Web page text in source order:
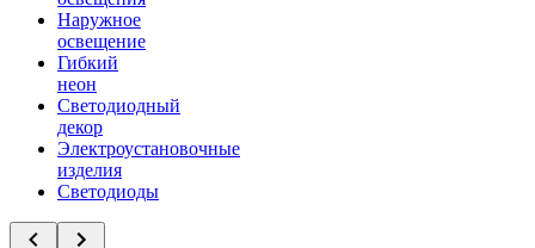
Наружное
освещение
Гибкий
неон
Светодиодный
декор
Электроустановочные
изделия
Светодиоды